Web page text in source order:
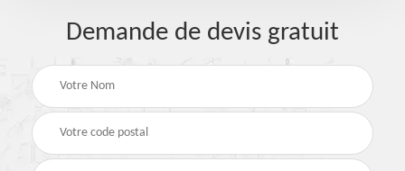
Demande de devis gratuit